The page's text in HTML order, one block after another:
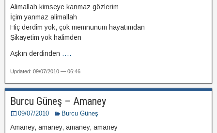
Alimallah kimseye kanmaz gözlerim
İçim yanmaz alimallah
Hiç derdim yok, çok memnunum hayatımdan
Şikayetim yok halimden
Aşkın derdinden ....
Updated: 09/07/2010 — 06:46
Burcu Güneş – Amaney
09/07/2010 Burcu Güneş
Amaney, amaney, amaney, amaney